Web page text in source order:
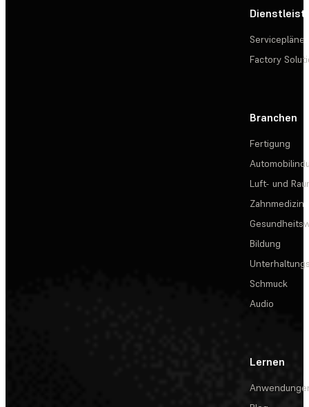
Servicepläne
Factory
Branchen
Fertigung
Luft- und
Zahnmedizin
Bildung
Schmuck
Audio
Lernen